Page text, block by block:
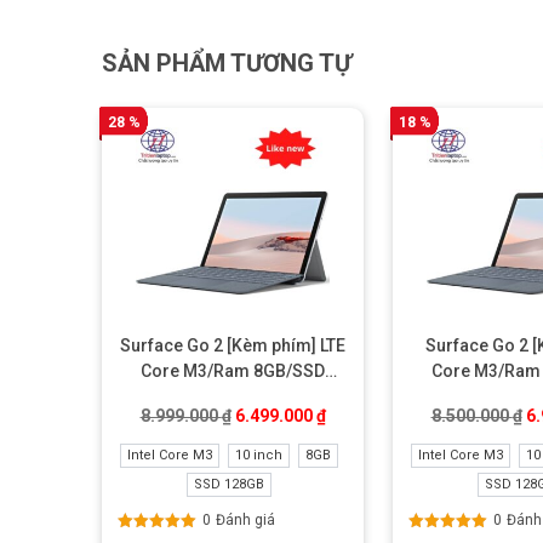
Surface go 2
Một yếu tố khác cũng được nâng cấp trên Surface Go
Surface Go 2
, cho thời lượng pin sử dụng thực tế
CHÍNH SÁCH KHI MUA HÀNG TẠI
– Luôn sẵn sàng tư vấn online và offline miễn phí lựa
SẢN PHẨM TƯƠNG TỰ
28 %
Surface Go 2 [Kèm phím] LTE
Core M3/Ram 8GB/SSD
8.999.000₫ Giá gốc là: 8.999.000 ₫.
6.499.000₫Giá hiện tại là: 6.499.000 ₫.
Intel Core M3 10 inch
8GB
SSD 128GB
0 Đánh giá
18 %
Surface Go 2
Core M3/Ram
8.500.000₫
Intel Core M3
SSD
0